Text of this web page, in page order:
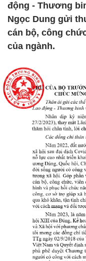
động - Thương
Ngọc Dung gửi
cán bộ, công
của ngành.